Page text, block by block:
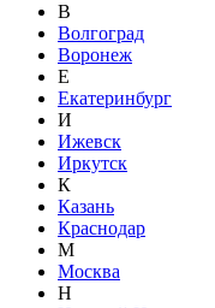
В
Волгоград
Воронеж
Е
Екатеринбург
И
Ижевск
Иркутск
К
Казань
Краснодар
М
Москва
Н